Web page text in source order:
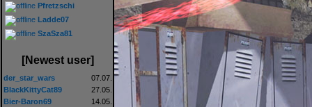
Pfretzschi
Ladde07
SzaSza81
[Newest user]
der_star_wars
07.07.
BlackKittyCat89
27.05.
Bier-Baron69
14.05.